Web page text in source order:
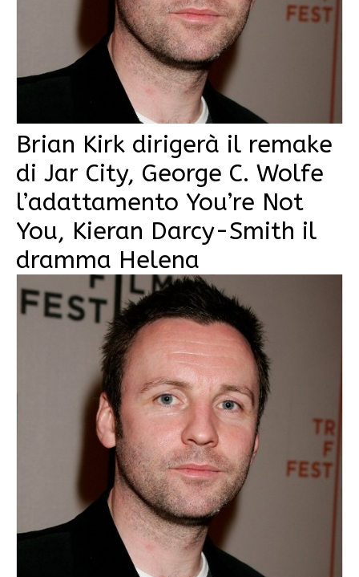
Brian Kirk dirigerà il remake
di Jar City, George C. Wolfe
l’adattamento You’re Not
You, Kieran Darcy-Smith il
dramma Helena